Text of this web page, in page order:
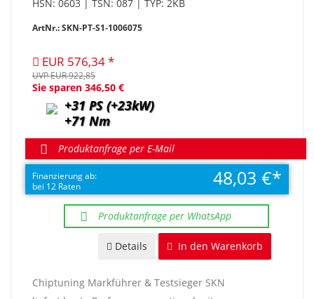
HSN: 0603 | TSN: 087 | TYP: 2KB
ArtNr.: SKN-PT-S1-1006075
EUR 576,34
UVP EUR 922,85
Sie sparen 346,50 €
+31 PS (+23kW)
+71 Nm
Produktanfrage per E-Mail
Finanzierung ab:
bei 12 Raten
48,03 €
Produktanfrage per WhatsApp
In den Warenkorb
Details
Chiptuning Markführer & Testsieger SKN